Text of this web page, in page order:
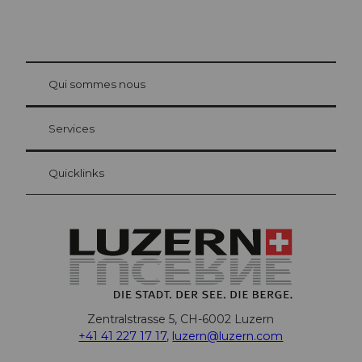
Carte d’hôte Lucerne
Vos avantages en tant qu'hôte pour la nuit
at Bre
Qui sommes nous
Services
Quicklinks
Zentralstrasse 5, CH-6002 Luzern
+41 41 227 17 17, luzern@luzern.com